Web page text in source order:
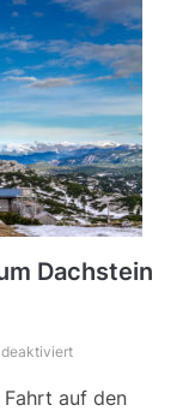
Dachstein
deaktiviert
auf den